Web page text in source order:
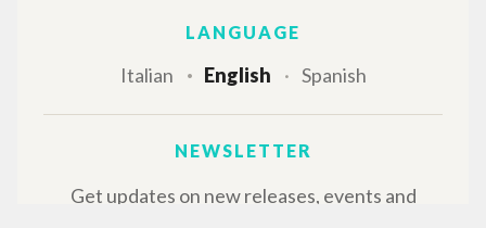
LANGUAGE
Italian English Spanish
NEWSLETTER
Get updates on new releases, events and